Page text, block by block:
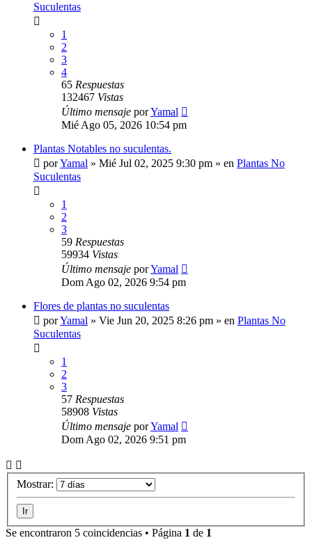
Suculentas
1
2
3
4
65 Respuestas
132467 Vistas
Último mensaje porYamal
Mié Ago 05, 2026 10:54 pm
Plantas Notables no suculentas.
porYamal » Mié Jul 02, 2025 9:30 pm » en Plantas No
Suculentas
1
2
3
59 Respuestas
59934 Vistas
Último mensaje porYamal
Dom Ago 02, 2026 9:54 pm
Flores de plantas no suculentas
porYamal » Vie Jun 20, 2025 8:26 pm » en Plantas No
Suculentas
1
2
3
57 Respuestas
58908 Vistas
Último mensaje porYamal
Dom Ago 02, 2026 9:51 pm
Mostrar:
Se encontraron 5 coincidencias • Página 1 de 1